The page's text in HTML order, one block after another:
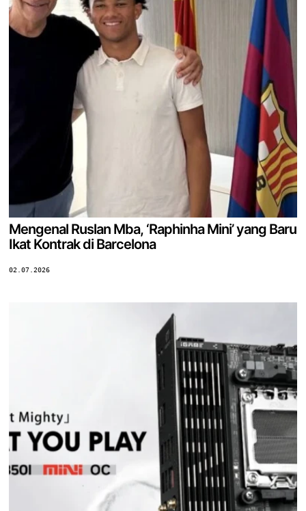
Mengenal Ruslan Mba, ‘Raphinha Mini’ yang Baru
Ikat Kontrak di Barcelona
02.07.2026